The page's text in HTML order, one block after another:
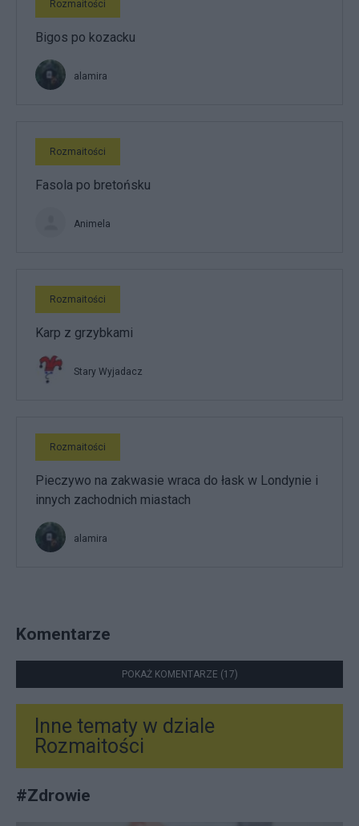
Rozmaitości
Bigos po kozacku
alamira
Rozmaitości
Fasola po bretońsku
Animela
Rozmaitości
Karp z grzybkami
Stary Wyjadacz
Rozmaitości
Pieczywo na zakwasie wraca do łask w Londynie i
innych zachodnich miastach
alamira
Komentarze
POKAŻ KOMENTARZE (17)
Inne tematy w dziale
Rozmaitości
#Zdrowie